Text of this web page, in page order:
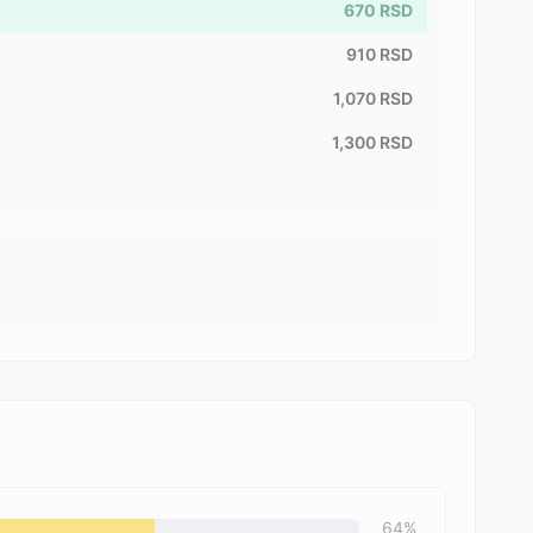
670 RSD
910 RSD
1,070 RSD
1,300 RSD
64%